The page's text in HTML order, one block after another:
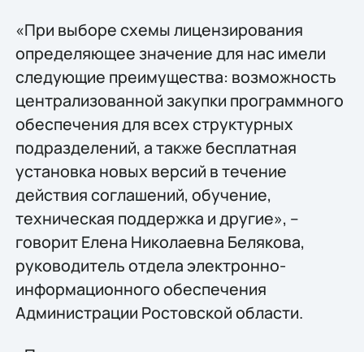
«При выборе схемы лицензирования
определяющее значение для нас имели
следующие преимущества: возможность
централизованной закупки программного
обеспечения для всех структурных
подразделений, а также бесплатная
установка новых версий в течение
действия соглашений, обучение,
техническая поддержка и другие», –
говорит Елена Николаевна Белякова,
руководитель отдела электронно-
информационного обеспечения
Администрации Ростовской области.